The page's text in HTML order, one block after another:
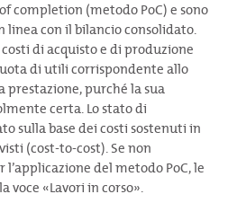
completion (metodo PoC) e sono
con il bilancio consolidato.
di acquisto e di produzione
di utili corrispondente allo
purché la sua
certa. Lo stato di
sulla base dei costi sostenuti in
(cost-to-cost). Se non
del metodo PoC, le
voce «Lavori in corso».